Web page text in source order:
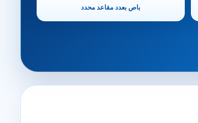
باص بعدد مقاعد محدد